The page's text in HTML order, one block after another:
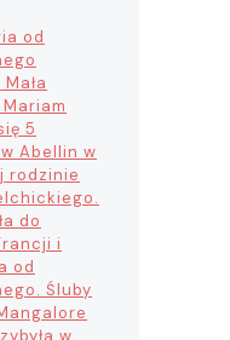
od
5
Abellin w
rodzinie
do
i
od
Śluby
w